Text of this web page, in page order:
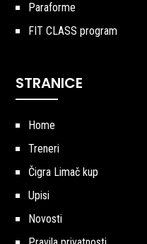
Paraforme
FIT CLASS program
STRANICE
Home
Treneri
Čigra Limač kup
Upisi
Novosti